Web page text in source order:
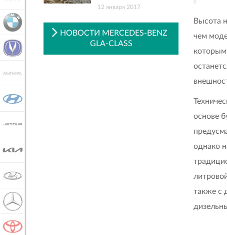
Высота
чем
которым
основе
однако
также с
12 января 2017
НОВОСТИ MERCEDES-BENZ
GLA-CLASS
BMW